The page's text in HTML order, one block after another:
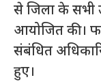
से जिला के सभी
आयोजित की।
संबंधित
हुए।